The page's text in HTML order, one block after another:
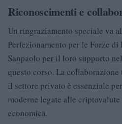
Riconoscimenti e
Un ringraziamento speciale va
Perfezionamento per le Forze di
Sanpaolo per il loro supporto
questo corso. La
il settore privato è essenziale
moderne legate alle
economica.